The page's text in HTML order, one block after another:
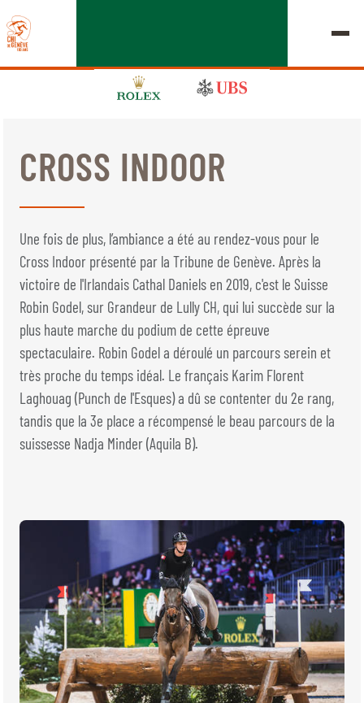
ÉDITION 2026
LE CHIG
MULTIMÉDIA
LIENS RAPIDES
ACCUEIL
EXPOSANTS
DÉPARTS & RÉSULTATS
ROLEX GRAND SLAM
BILLETTERIE
BÉNÉVOLES
MÉDIAS
FR EN
© 2026 CHI de Genève. Tous droits réservés
Jeudi, 17 Septembre 2026
CROSS INDOOR
Une fois de plus, l’ambiance a été au rendez-vous pour le
Cross Indoor présenté par la Tribune de Genève. Après la
victoire de l'Irlandais Cathal Daniels en 2019, c'est le Suisse
Robin Godel, sur Grandeur de Lully CH, qui lui succède sur la
plus haute marche du podium de cette épreuve
spectaculaire. Robin Godel a déroulé un parcours serein et
très proche du temps idéal. Le français Karim Florent
Laghouag (Punch de l'Esques) a dû se contenter du 2e rang,
tandis que la 3e place a récompensé le beau parcours de la
suissesse Nadja Minder (Aquila B).